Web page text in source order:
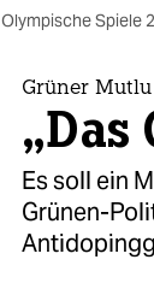
Olympische Spiele
Grüner
„Das
Es soll ein
Grünen-